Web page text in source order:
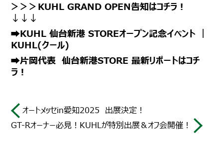
＞＞＞KUHL GRAND OPEN告知はコチラ！
↓↓↓
➡KUHL 仙台新港 STOREオープン記念イベント ｜
KUHL(クール)
➡片岡代表 仙台新港STORE 最新リポートはコチ
ラ！
オートメッセin愛知2025 出展決定！
GT-Rオーナー必見！KUHLが特別出展＆オフ会開催！